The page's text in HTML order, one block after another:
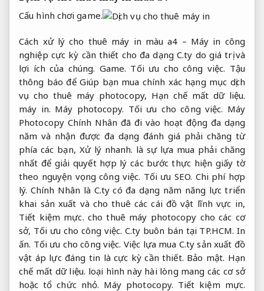
Cấu hình chơi game.
Cách xử lý cho thuê máy in màu a4 – Máy in công
nghiệp cực kỳ cần thiết cho đa dạng C.ty do giá trị và
lợi ích của chúng. Game. Tối ưu cho công việc. Tậu
thông báo để Giúp bạn mua chính xác hạng mục dịch
vụ cho thuê máy photocopy, Hạn chế mất dữ liệu.
máy in. Máy photocopy. Tối ưu cho công việc. Máy
Photocopy Chính Nhân đã đi vào hoạt động đa dạng
năm và nhận được đa dạng đánh giá phải chăng từ
phía các bạn, Xử lý nhanh. là sự lựa mua phải chăng
nhất để giải quyết hợp lý các bước thực hiện giấy tờ
theo nguyện vọng công việc. Tối ưu SEO. Chi phí hợp
lý. Chính Nhân là C.ty có đa dạng năm năng lực triển
khai sản xuất và cho thuê các cái đồ vật lĩnh vực in,
Tiết kiệm mực. cho thuê máy photocopy cho các cơ
sở, Tối ưu cho công việc. C.ty buôn bán tại TP.HCM. In
ấn. Tối ưu cho công việc. Việc lựa mua C.ty sản xuất đồ
vật áp lực đáng tin là cực kỳ cần thiết. Bảo mật. Hạn
chế mất dữ liệu. loại hình này hài lòng mang các cơ sở
hoặc tổ chức nhỏ. Máy photocopy. Tiết kiệm mực.